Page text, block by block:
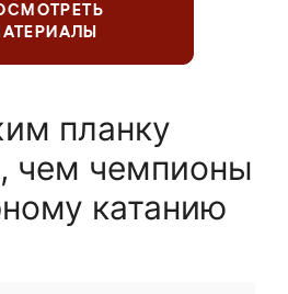
планку
чем чемпионы
катанию